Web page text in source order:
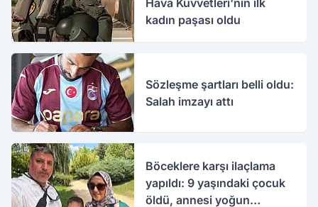
kadın paşası oldu
Sözleşme şartları belli oldu:
Salah imzayı attı
Böceklere karşı ilaçlama
yapıldı: 9 yaşındaki çocuk
öldü, annesi yoğun